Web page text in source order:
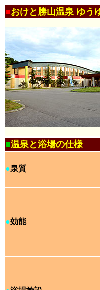
■おけと勝山温泉 ゆう
■温泉と浴場の仕様
●泉質
●効能